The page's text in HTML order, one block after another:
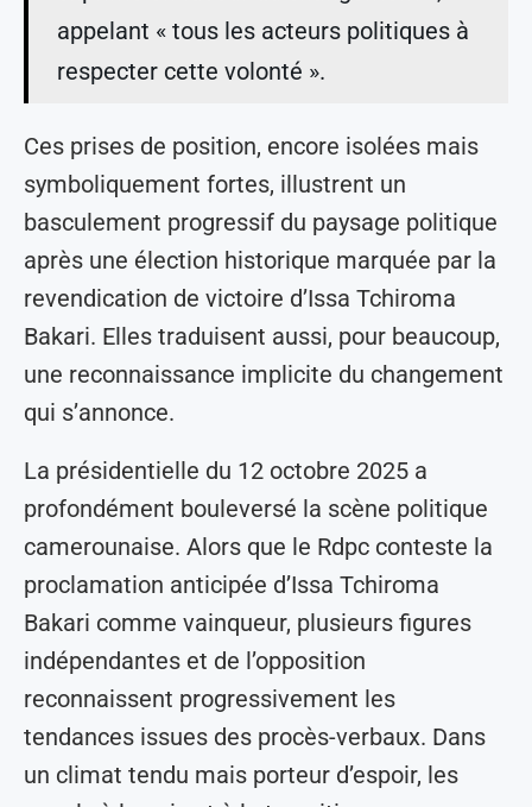
appelant « tous les acteurs politiques à
respecter cette volonté ».
Ces prises de position, encore isolées mais
symboliquement fortes, illustrent un
basculement progressif du paysage politique
après une élection historique marquée par la
revendication de victoire d’Issa Tchiroma
Bakari. Elles traduisent aussi, pour beaucoup,
une reconnaissance implicite du changement
qui s’annonce.
La présidentielle du 12 octobre 2025 a
profondément bouleversé la scène politique
camerounaise. Alors que le Rdpc conteste la
proclamation anticipée d’Issa Tchiroma
Bakari comme vainqueur, plusieurs figures
indépendantes et de l’opposition
reconnaissent progressivement les
tendances issues des procès-verbaux. Dans
un climat tendu mais porteur d’espoir, les